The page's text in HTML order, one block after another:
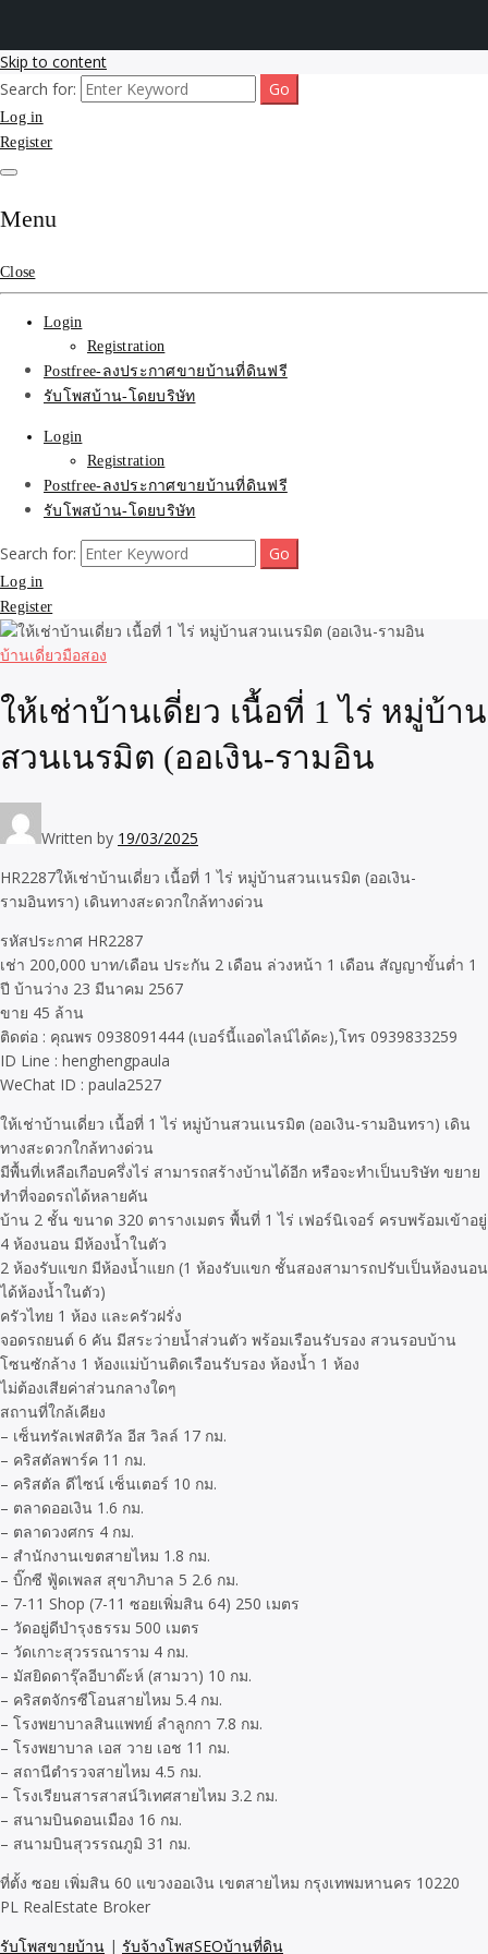
Skip to content
รับจ้างโพสขายบ้าน ติดAI
Search รับทำSEOรายเดือน
ติดหน้า1google ราคาถูก
มาก SEOขายของ บ้าน
ที่ดินฟรีประกาศ ที่เดียวใน
เมืองไทย
รับโพสต์เว็บขายบ้าน อสังหา ทำSEOรายเดือนราคาถูก เน้นติดAI โพสต์
ประกาศบ้านที่ดินฟรี SEOขายบ้าน รับจ้างโพสต์บ้านที่ดินติดหน้า1goolge
ราคาถูกที่สุด ฟรีลงประกาศอสังหา รับทำSEOขายสินค้า
Search for:
Log in
Register
Menu
Close
Login
Registration
Postfree-ลงประกาศขายบ้านที่ดินฟรี
รับโพสบ้าน-โดยบริษัท
Login
Registration
Postfree-ลงประกาศขายบ้านที่ดินฟรี
รับโพสบ้าน-โดยบริษัท
Search for:
Log in
Register
บ้านเดี่ยวมือสอง
ให้เช่าบ้านเดี่ยว เนื้อที่ 1 ไร่ หมู่บ้าน
สวนเนรมิต (ออเงิน-รามอิน
Written by 19/03/2025
HR2287ให้เช่าบ้านเดี่ยว เนื้อที่ 1 ไร่ หมู่บ้านสวนเนรมิต (ออเงิน-
รามอินทรา) เดินทางสะดวกใกล้ทางด่วน
รหัสประกาศ HR2287
เช่า 200,000 บาท/เดือน ประกัน 2 เดือน ล่วงหน้า 1 เดือน สัญญาขั้นต่ำ 1
ปี บ้านว่าง 23 มีนาคม 2567
ขาย 45 ล้าน
ติดต่อ : คุณพร 0938091444 (เบอร์นี้แอดไลน์ได้คะ),โทร 0939833259
ID Line : henghengpaula
WeChat ID : paula2527
ให้เช่าบ้านเดี่ยว เนื้อที่ 1 ไร่ หมู่บ้านสวนเนรมิต (ออเงิน-รามอินทรา) เดิน
ทางสะดวกใกล้ทางด่วน
มีพื้นที่เหลือเกือบครึ่งไร่ สามารถสร้างบ้านได้อีก หรือจะทำเป็นบริษัท ขยาย
ทำที่จอดรถได้หลายคัน
บ้าน 2 ชั้น ขนาด 320 ตารางเมตร พื้นที่ 1 ไร่ เฟอร์นิเจอร์ ครบพร้อมเข้าอยู่
4 ห้องนอน มีห้องน้ำในตัว
2 ห้องรับแขก มีห้องน้ำแยก (1 ห้องรับแขก ชั้นสองสามารถปรับเป็นห้องนอน
ได้ห้องน้ำในตัว)
ครัวไทย 1 ห้อง และครัวฝรั่ง
จอดรถยนต์ 6 คัน มีสระว่ายน้ำส่วนตัว พร้อมเรือนรับรอง สวนรอบบ้าน
โซนซักล้าง 1 ห้องแม่บ้านติดเรือนรับรอง ห้องน้ำ 1 ห้อง
ไม่ต้องเสียค่าส่วนกลางใดๆ
สถานที่ใกล้เคียง
– เซ็นทรัลเฟสติวัล อีส วิลล์ 17 กม.
– คริสตัลพาร์ค 11 กม.
– คริสตัล ดีไซน์ เซ็นเตอร์ 10 กม.
– ตลาดออเงิน 1.6 กม.
– ตลาดวงศกร 4 กม.
– สำนักงานเขตสายไหม 1.8 กม.
– บิ๊กซี ฟู้ดเพลส สุขาภิบาล 5 2.6 กม.
– 7-11 Shop (7-11 ซอยเพิ่มสิน 64) 250 เมตร
– วัดอยู่ดีบำรุงธรรม 500 เมตร
– วัดเกาะสุวรรณาราม 4 กม.
– มัสยิดดารุ๊ลอีบาด๊ะห์ (สามวา) 10 กม.
– คริสตจักรซีโอนสายไหม 5.4 กม.
– โรงพยาบาลสินแพทย์ ลำลูกกา 7.8 กม.
– โรงพยาบาล เอส วาย เอช 11 กม.
– สถานีตำรวจสายไหม 4.5 กม.
– โรงเรียนสารสาสน์วิเทศสายไหม 3.2 กม.
– สนามบินดอนเมือง 16 กม.
– สนามบินสุวรรณภูมิ 31 กม.
ที่ตั้ง ซอย เพิ่มสิน 60 แขวงออเงิน เขตสายไหม กรุงเทพมหานคร 10220
PL RealEstate Broker
รับโพสขายบ้าน | รับจ้างโพสSEOบ้านที่ดิน